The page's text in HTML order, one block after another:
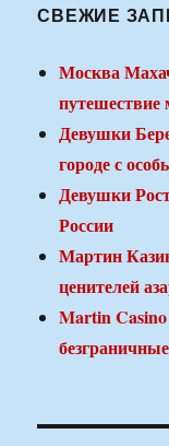
СВЕЖИЕ
Москва
Девушки
городе с
Девушки
России
Мартин
ценителей
Martin